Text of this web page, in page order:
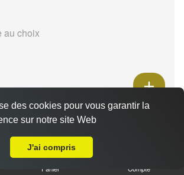
au choix
Panier Compte
des cookies pour vous garantir la
sur notre site Web
J'ai compris